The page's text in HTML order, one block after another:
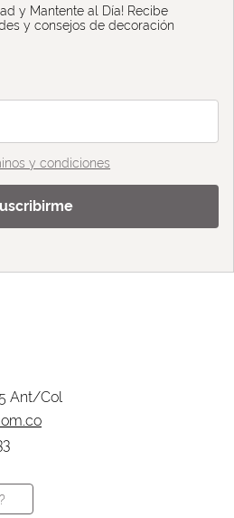
y Mantente al Día! Recibe
y consejos de decoración
y condiciones
Ant/Col